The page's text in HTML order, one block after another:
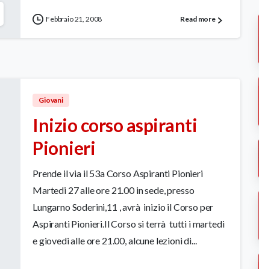
Febbraio 21, 2008 Read more
Giovani
Inizio corso aspiranti
Pionieri
Prende il via il 53a Corso Aspiranti Pionieri
Martedi 27 alle ore 21.00 in sede, presso
Lungarno Soderini,11 , avrà inizio il Corso per
Aspiranti Pionieri.Il Corso si terrà tutti i martedi
e giovedi alle ore 21.00, alcune lezioni di...